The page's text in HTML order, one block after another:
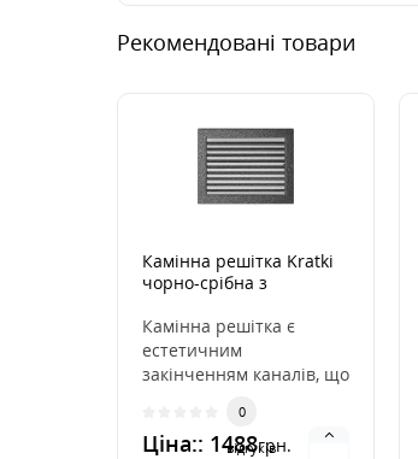
Рекомендовані товари
Камінна решітка Kratki
чорно-срібна з
Камінна решітка є
естетичним
закінченням каналів, що
повітря з каміна. Вона
інс..
0
відгуків
Ціна:: 1488грн.